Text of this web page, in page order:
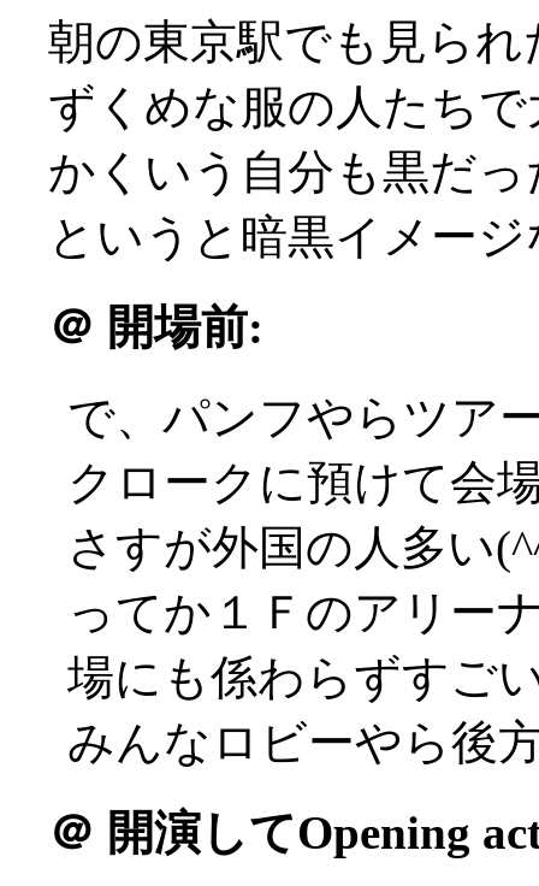
朝の東京駅でも見ら
ずくめな服の人たち
かくいう自分も黒だ
というと暗黒イメー
＠ 開場前:
で、パンフやらツア
クロークに預けて会
さすが外国の人多い
ってか１Ｆのアリー
場にも係わらずすご
みんなロビーやら後
＠ 開演してOpening